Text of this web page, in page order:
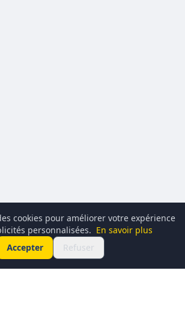
cookies pour améliorer votre expérience
personnalisées. En savoir plus
Accepter
Refuser